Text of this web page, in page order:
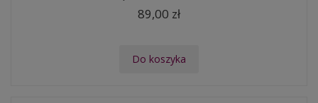
89,00 zł
Do koszyka